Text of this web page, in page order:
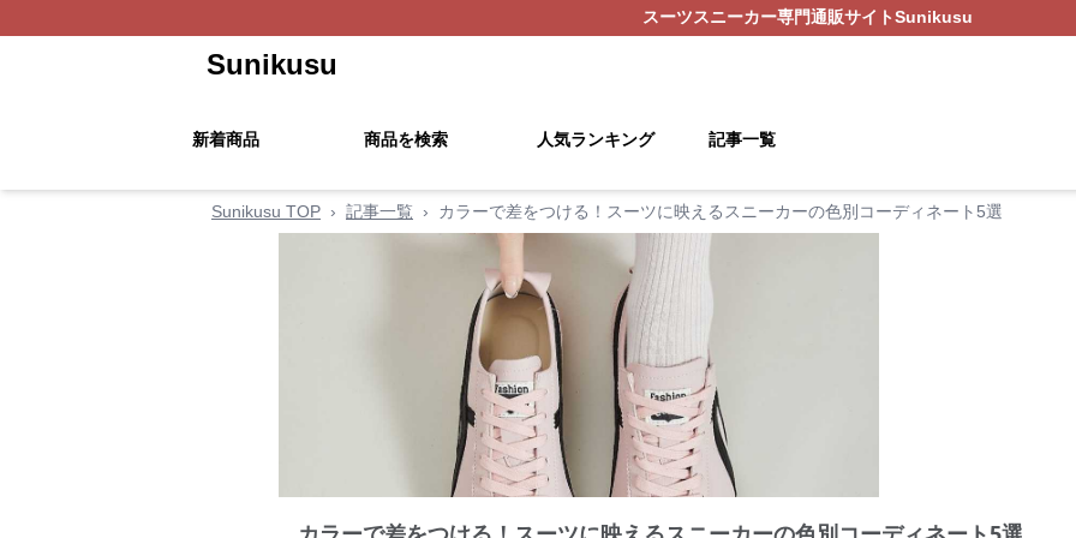
スーツスニーカー専門通販サイトSunikusu
Sunikusu
新着商品 商品を検索 人気ランキング 記事一覧
Sunikusu TOP › 記事一覧 › カラーで差をつける！スーツに映えるスニーカーの色別コーディネート5選